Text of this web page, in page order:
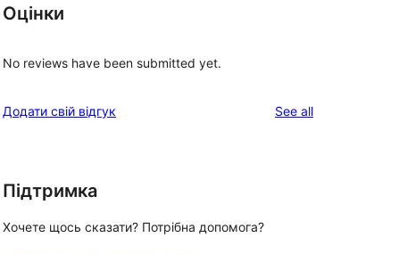
Оцінки
No reviews have been submitted yet.
Додати свій відгук See allreviews
Підтримка
Хочете щось сказати? Потрібна допомога?